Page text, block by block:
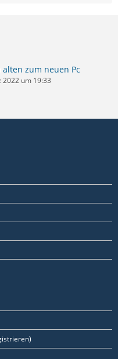
zum neuen Pc
2022 um 19:33